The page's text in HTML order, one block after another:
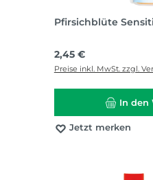
Pfirsichblüte
Regulärer Preis:
2,45 €
Preise inkl. MwSt. zzgl.
In den
Jetzt merken